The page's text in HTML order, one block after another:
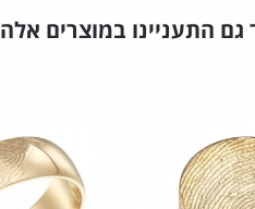
גם התעניינו במוצרים אלה